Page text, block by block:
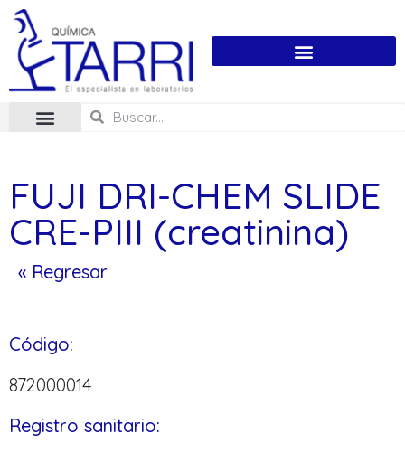
FUJI DRI-CHEM SLIDE
CRE-PIII (creatinina)
« Regresar
Código:
872000014
Registro sanitario: